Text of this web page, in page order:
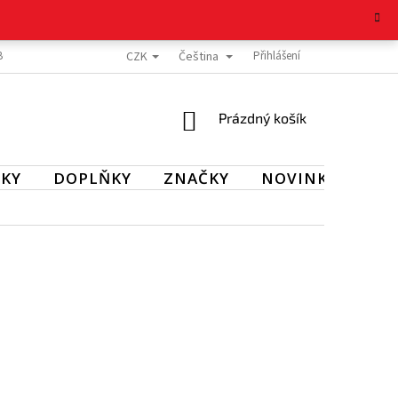
REKLAMAČNÍ ŘÁD OCHRANA OSOBNÍCH ÚDAJŮ
CZK Čeština Přihlášení
NÁKUPNÍ
Prázdný košík
DOPLŇKY ZNAČKY NOVINKY